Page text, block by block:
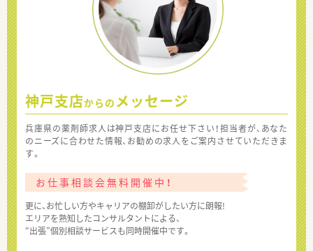
神戸支店からの メッセージ
兵庫県の薬剤師求人は神戸支店にお任せ下さい！担当者が、あなた
のニーズに合わせた情報、お勧めの求人をご案内させていただきま
す。
お仕事相談会無料開催中！
更に、お忙しい方やキャリアの棚卸がしたい方に朗報!
エリアを熟知したコンサルタントによる、
“出張”個別相談サービスも同時開催中です。